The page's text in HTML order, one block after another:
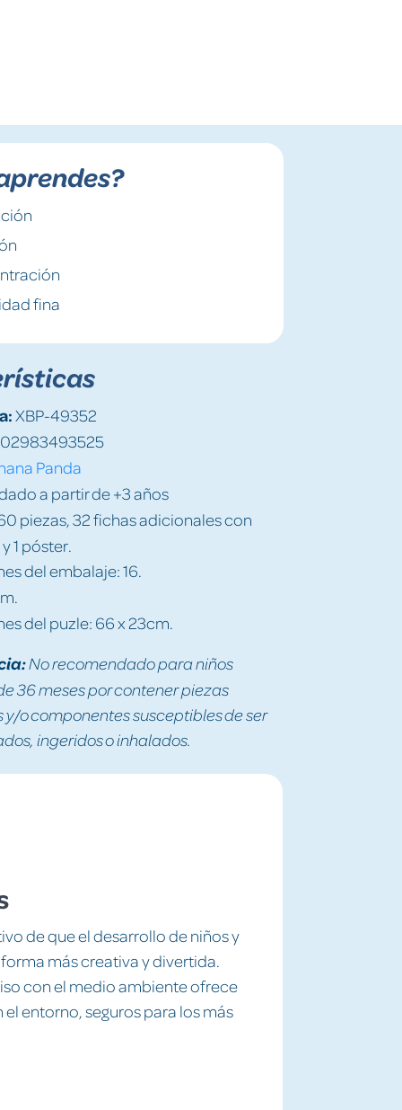
fina
XBP-49352
Panda
a partir de +3 años
piezas, 32 fichas adicionales con
1 póster.
del embalaje: 16.
del puzle: 66 x 23cm.
No recomendado para niños
36 meses por contener piezas
o componentes susceptibles de ser
ingeridos o inhalados.
de que el desarrollo de niños y
más creativa y divertida.
con el medio ambiente ofrece
entorno, seguros para los más